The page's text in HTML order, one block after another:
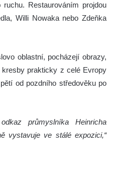
Restaurováním projdou
Willi Nowaka nebo Zdeňka
oblastní, pocházejí obrazy,
prakticky z celé Evropy
od pozdního středověku po
průmyslníka Heinricha
vystavuje ve stálé expozici,“